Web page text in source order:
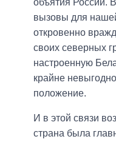
вызовы для
откровенно
своих северных
настроенную
крайне
положение.
И в этой связи
страна была